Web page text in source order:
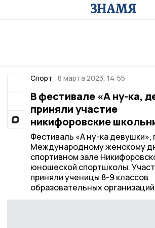
Спорт 8 марта 2023, 14:55
В фестивале «А ну-ка,
приняли участие
никифоровские
Фестиваль «А ну-ка
Международному женскому
спортивном зале
юношеской спортшколы.
приняли ученицы 8-9 классов
образовательных